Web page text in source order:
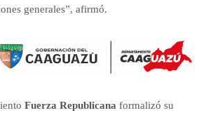
generales”, afirmó.
Fuerza Republicana formalizó su